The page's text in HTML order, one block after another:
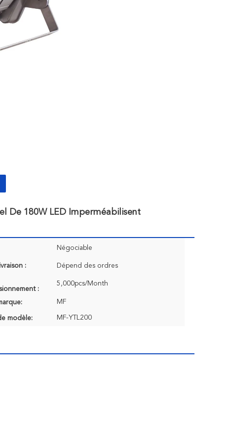
De 180W LED Imperméabilisent
Négociable
: Dépend des ordres
:
5,000pcs/Month
MF
modèle: MF-YTL200